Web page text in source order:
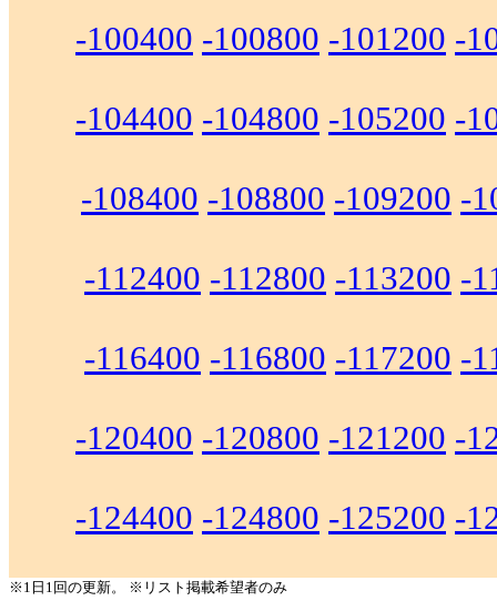
-100400 -100800 -101200 -
-104400 -104800 -105200 -
-108400 -108800 -109200 -
-112400 -112800 -113200 -
-116400 -116800 -117200 -
-120400 -120800 -121200 -
-124400 -124800 -125200 -
※1日1回の更新。 ※リスト掲載希望者のみ